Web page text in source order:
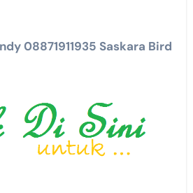
08871911935 Saskara Bird